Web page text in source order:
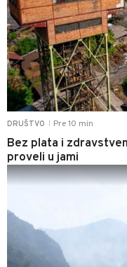
DRUŠTVO Pre 10 min
Bez plata i
proveli u jami